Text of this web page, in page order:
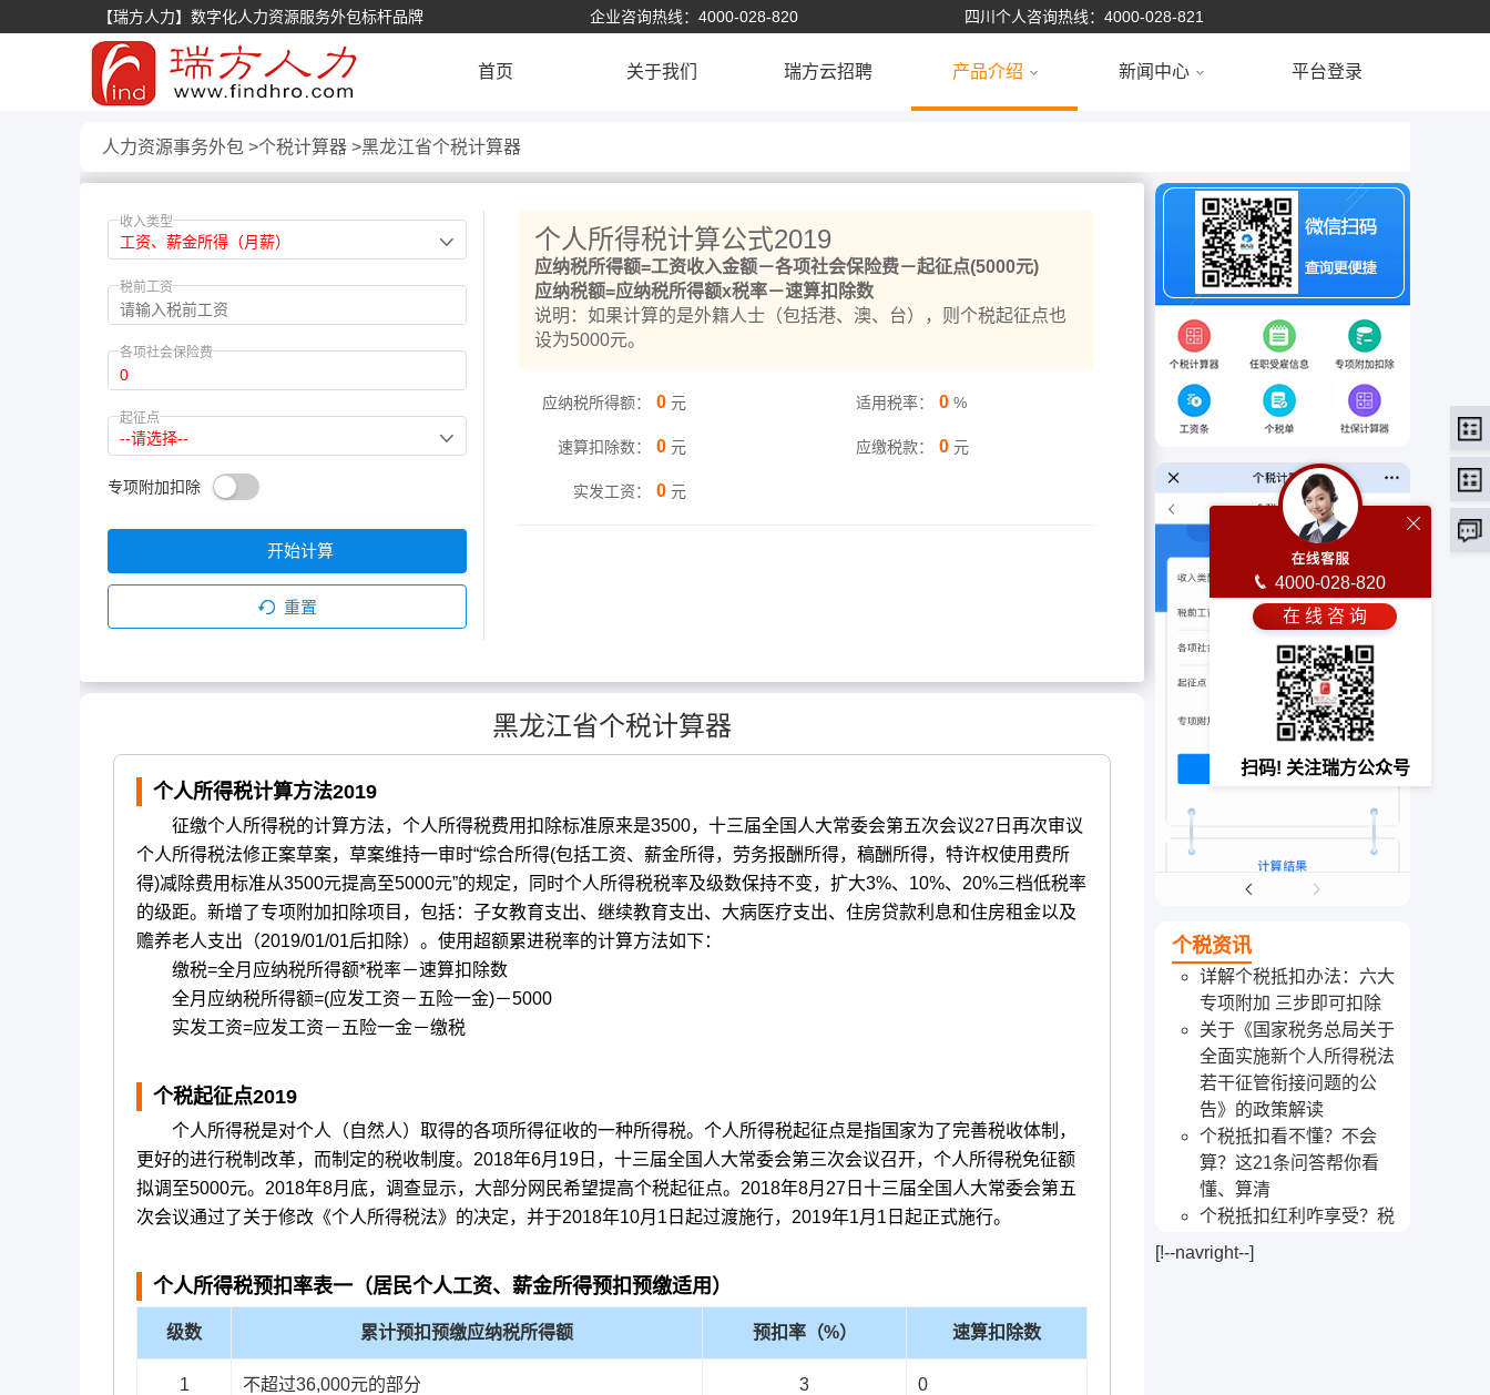
【瑞方人力】数字化人力资源服务外包标杆品牌 企业咨询热线：4000-028-820 四川个人咨询热线：4000-028-821
首页 关于我们 瑞方云招聘 产品介绍 新闻中心 平台登录
人力资源事务外包 个税计算器 黑龙江省个税计算器
收入类型
工资、薪金所得（月薪）
税前工资
各项社会保险费
起征点
--请选择--
专项附加扣除
开始计算
重置
个人所得税计算公式2019
应纳税所得额=工资收入金额－各项社会保险费－起征点(5000元)
应纳税额=应纳税所得额x税率－速算扣除数
说明：如果计算的是外籍人士（包括港、澳、台），则个税起征点也
设为5000元。
应纳税所得额： 0 元 适用税率： 0%
速算扣除数： 0 元 应缴税款： 0元
实发工资： 0 元
黑龙江省个税计算器
个人所得税计算方法2019
征缴个人所得税的计算方法，个人所得税费用扣除标准原来是3500，十三届全国人大常委会第五次会议27日再次审议
个人所得税法修正案草案，草案维持一审时“综合所得(包括工资、薪金所得，劳务报酬所得，稿酬所得，特许权使用费所
得)减除费用标准从3500元提高至5000元”的规定，同时个人所得税税率及级数保持不变，扩大3%、10%、20%三档低税率
的级距。新增了专项附加扣除项目，包括：子女教育支出、继续教育支出、大病医疗支出、住房贷款利息和住房租金以及
赡养老人支出（2019/01/01后扣除）。使用超额累进税率的计算方法如下：
缴税=全月应纳税所得额*税率－速算扣除数
全月应纳税所得额=(应发工资－五险一金)－5000
实发工资=应发工资－五险一金－缴税
个税起征点2019
个人所得税是对个人（自然人）取得的各项所得征收的一种所得税。个人所得税起征点是指国家为了完善税收体制，
更好的进行税制改革，而制定的税收制度。2018年6月19日，十三届全国人大常委会第三次会议召开，个人所得税免征额
拟调至5000元。2018年8月底，调查显示，大部分网民希望提高个税起征点。2018年8月27日十三届全国人大常委会第五
次会议通过了关于修改《个人所得税法》的决定，并于2018年10月1日起过渡施行，2019年1月1日起正式施行。
个人所得税预扣率表一（居民个人工资、薪金所得预扣预缴适用）
级数 累计预扣预缴应纳税所得额 预扣率（%） 速算扣除数
1 不超过36,000元的部分 3 0
个税资讯
详解个税抵扣办法：六大
专项附加 三步即可扣除
关于《国家税务总局关于
全面实施新个人所得税法
若干征管衔接问题的公
告》的政策解读
个税抵扣看不懂？不会
算？这21条问答帮你看
懂、算清
个税抵扣红利咋享受？税
务局：首次享扣除先填信
[!--navright--]
4000-028-820
在 线 咨 询
扫码! 关注瑞方公众号